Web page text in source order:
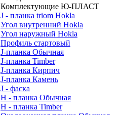
Комплектующие Ю-ПЛАСТ
J - планка triom Hokla
Угол внутренний Hokla
Угол наружный Hokla
Профиль стартовый
J-планка Обычная
J-планка Timber
J-планка Кирпич
J-планка Камень
J - фаска
Н - планка Обычная
Н - планка Timber